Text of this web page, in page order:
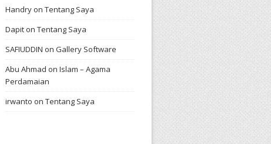
Handry on Tentang Saya
Dapit on Tentang Saya
SAFIUDDIN on Gallery Software
Abu Ahmad on Islam – Agama
Perdamaian
irwanto on Tentang Saya